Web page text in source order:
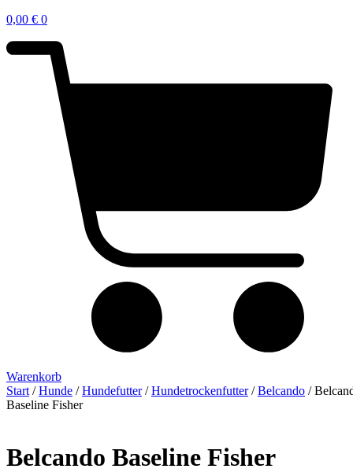
0,00 € 0
Warenkorb
Start /Hunde /Hundefutter/Hundetrockenfutter/Belcando /
Baseline Fisher
Belcando Baseline Fisher